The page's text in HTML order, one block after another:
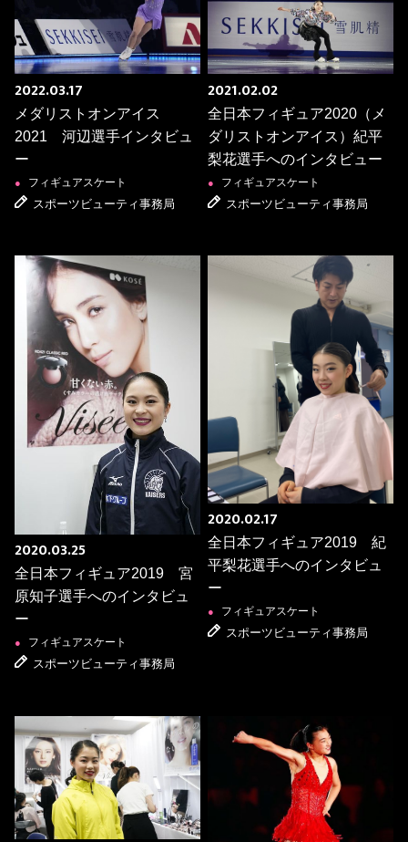
2022.03.17
メダリストオンアイス
2021 河辺選手インタビュ
ー
● フィギュアスケート
スポーツビューティ事務局
2021.02.02
全日本フィギュア2020（メ
ダリストオンアイス）紀平
梨花選手へのインタビュー
● フィギュアスケート
スポーツビューティ事務局
2020.03.25
全日本フィギュア2019 宮
原知子選手へのインタビュ
ー
● フィギュアスケート
スポーツビューティ事務局
2020.02.17
全日本フィギュア2019 紀
平梨花選手へのインタビュ
ー
● フィギュアスケート
スポーツビューティ事務局